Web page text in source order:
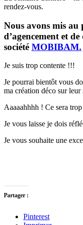
rendez-vous.
Nous avons mis au
d’agencement et
société MOBIBAM.
Je suis trop contente !!!
Je pourrai bientôt vous
ma création déco sur leur
Aaaaahhhh ! Ce sera
Je vous laisse je dois
Je vous souhaite une
Partager :
Pinterest